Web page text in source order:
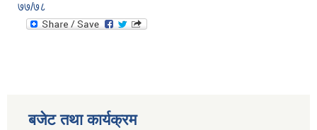
७७/७८
बजेट तथा कार्यक्रम